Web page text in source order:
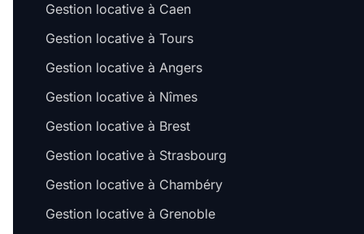
Gestion locative à Caen
Gestion locative à Tours
Gestion locative à Angers
Gestion locative à Nîmes
Gestion locative à Brest
Gestion locative à Strasbourg
Gestion locative à Chambéry
Gestion locative à Grenoble